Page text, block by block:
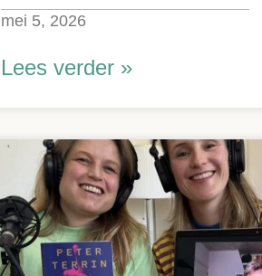
mei 5, 2026
Lees verder »